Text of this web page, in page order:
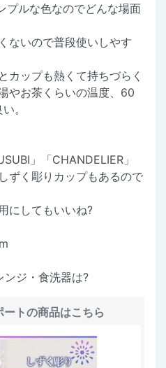
プルな色なのでどんな場面
ないので普段使いしやす
カップも熱くて持ちづらく
やお茶くらいの温度、60
。
」「CHANDELIER」
ずく彫りカップもあるので
にしてもいいね?
ンジ・食洗器は?
トの商品はこちら